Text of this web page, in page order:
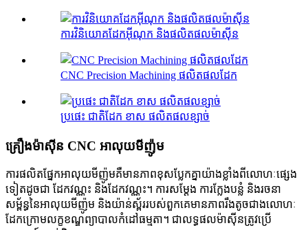
ការវិនិយោគដែកអ៊ីណុក និងផលិតផលម៉ាស៊ីន
CNC Precision Machining ផលិតផលដែក
ប្រផេះ ជាតិដែក ខាស ផលិតផលខ្សាច់
គ្រឿងម៉ាស៊ីន CNC អាលុយមីញ៉ូម
ការផលិតផ្នែកអាលុយមីញ៉ូមគឺមានភាពខុសប្លែកគ្នាយ៉ាងខ្លាំងពីលោហៈផ្សេង
ទៀតដូចជា ដែកវណ្ណះ និងដែកវណ្ណះ។ ការសម្ដែង ការក្លែងបន្លំ និងរចនា
សម្ព័ន្ធនៃអាលុយមីញ៉ូម និងយ៉ាន់ស្ព័ររបស់ពួកគេមានភាពរឹងតូចជាងលោហៈ
ដែកក្រោមលក្ខខណ្ឌព្យាបាលកំដៅធម្មតា។ ជាលទ្ធផលម៉ាស៊ីនត្រូវប្រើ